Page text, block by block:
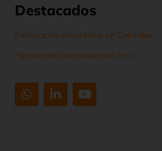
Destacados
Facturación electrónica en Colombia
Facturación electrónica en Perú